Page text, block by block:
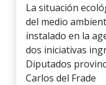
La situación
del medio
instalado en la
dos iniciativas
Diputados
Carlos del Frade